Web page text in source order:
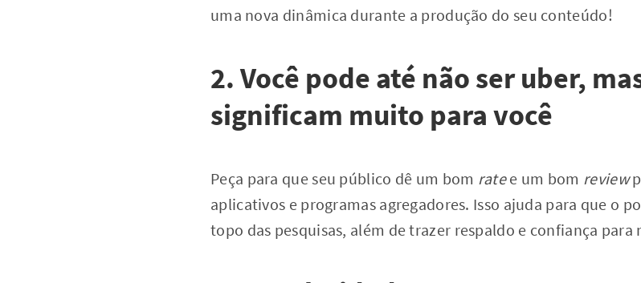
uma nova dinâmica durante a produção do seu conteúdo!
2. Você pode até não ser uber,
significam muito para você
Peça para que seu público dê um bom ratee um bom review
aplicativos e programas agregadores. Isso ajuda para que o
topo das pesquisas, além de trazer respaldo e confiança para